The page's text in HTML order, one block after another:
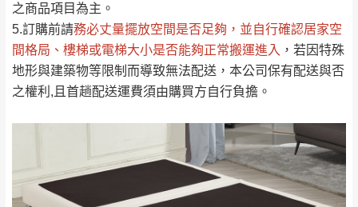
之商品項目為主。
5.訂購前請務必丈量擺放空間是否足夠 ，並自行確認居家空
間格局、 樓梯或電梯大小是否能夠正常搬運進入 ，若因特殊
地形與建築物等限制而導致無法配送，本公司保有配送與否
之權利,且首趟配送運費須由購買方自行負擔。
免 運
費
新竹
峨眉鄉、五峰鄉、
橫山、北埔鄉、尖
石鄉、寶山鄉山
區、新埔山區、芎
里
台北 無
接單後二日內(不含例假日)，我們客服會與您
電話聯絡或E-Mail通知確認訂單。
（線上客服 LINE → @dershin）
下單前先詢問是否現貨，若未詢問下單後無
（洽詢方式請搜尋 Line ID → @dershin）
運送範圍：限定北至基隆，南至苗栗，偏遠
地區恕無法提供運送 (詳見運送規章)。